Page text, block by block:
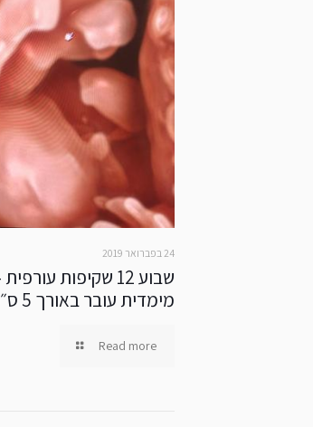
24 בפברואר 2019
שבוע 12 שקיפות
מימדית עובר באורך 5 ס״מ
Read more